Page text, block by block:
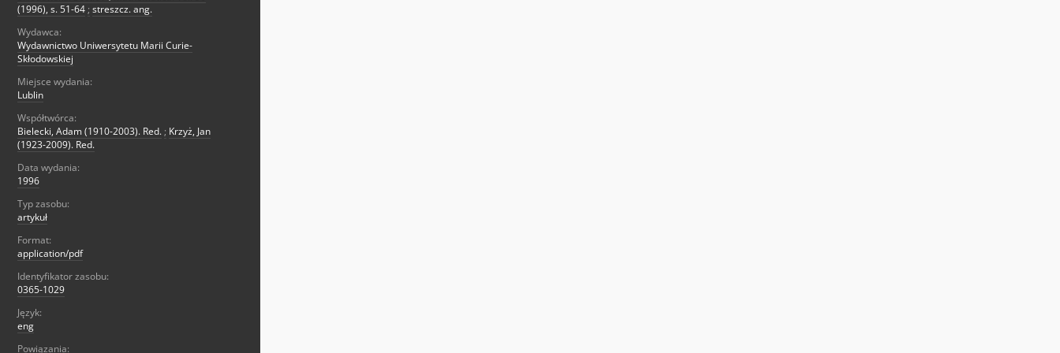
(1996), s. 51-64 ; streszcz. ang.
Wydawca:
Wydawnictwo Uniwersytetu Marii Curie-
Skłodowskiej
Miejsce wydania:
Lublin
Współtwórca:
Bielecki, Adam (1910-2003). Red. ; Krzyż, Jan
(1923-2009). Red.
Data wydania:
1996
Typ zasobu:
artykuł
Format:
application/pdf
Identyfikator zasobu:
0365-1029
Język:
eng
Powiązania: